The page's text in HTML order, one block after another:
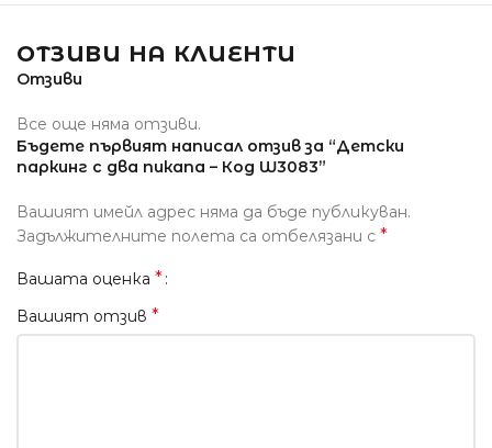
ОТЗИВИ НА КЛИЕНТИ
Отзиви
Все още няма отзиви.
Бъдете първият написал отзив за “Детски
паркинг с два пикапа – Код W3083”
Вашият имейл адрес няма да бъде публикуван.
Задължителните полета са отбелязани с *
Вашата оценка *
Вашият отзив *